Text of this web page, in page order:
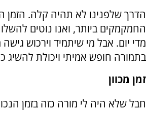
הדרך שלפנינו לא תהיה קלה. הזמן
החמקמקים ביותר, ואנו נוטים
מדי יום. אבל מי שיתמיד וירכוש
בתמורה חופש אמיתי ויכולת להשיג
זמן מכוון
חבל שלא היה לי מורה כזה בזמן